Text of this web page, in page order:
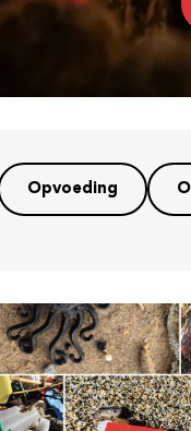
Opvoeding